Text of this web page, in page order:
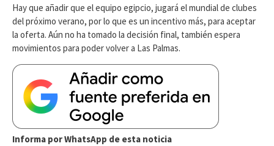
Hay que añadir que el equipo egipcio, jugará el mundial de clubes
del próximo verano, por lo que es un incentivo más, para aceptar
la oferta. Aún no ha tomado la decisión final, también espera
movimientos para poder volver a Las Palmas.
Informa por WhatsApp de esta noticia